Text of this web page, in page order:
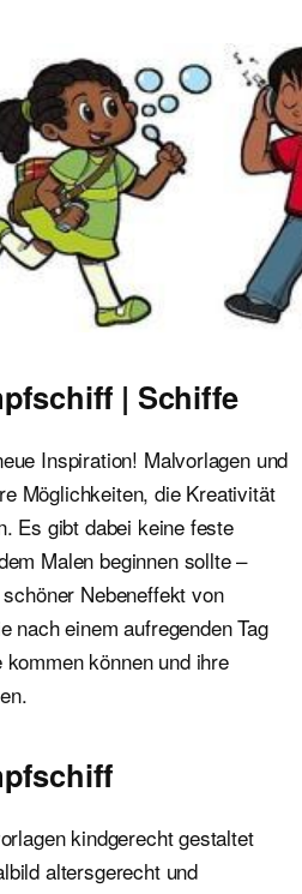
als pdf herunterladen
| Schiffe
Inspiration! Malvorlagen und
Möglichkeiten, die Kreativität
Es gibt dabei keine feste
Malen beginnen sollte –
Nebeneffekt von
nach einem aufregenden Tag
können und ihre
kindgerecht gestaltet
altersgerecht und